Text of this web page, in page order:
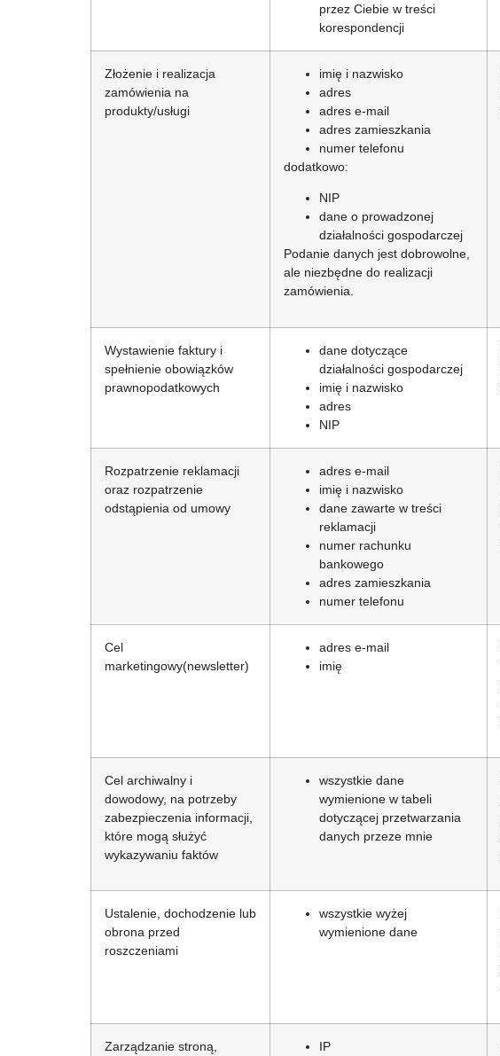
przez Ciebie w treści
korespondencji
Złożenie i realizacja
zamówienia na
produkty/usługi
imię i nazwisko
adres
adres e-mail
adres zamieszkania
numer telefonu
dodatkowo:
NIP
dane o prowadzonej
działalności gospodarczej
Podanie danych jest dobrowolne,
ale niezbędne do realizacji
zamówienia.
Wystawienie faktury i
spełnienie obowiązków
prawnopodatkowych
dane dotyczące
działalności gospodarczej
imię i nazwisko
adres
NIP
Rozpatrzenie reklamacji
oraz rozpatrzenie
odstąpienia od umowy
adres e-mail
imię i nazwisko
dane zawarte w treści
reklamacji
numer rachunku
bankowego
adres zamieszkania
numer telefonu
Cel
marketingowy(newsletter)
adres e-mail
imię
Cel archiwalny i
dowodowy, na potrzeby
zabezpieczenia informacji,
które mogą służyć
wykazywaniu faktów
wszystkie dane
wymienione w tabeli
dotyczącej przetwarzania
danych przeze mnie
Ustalenie, dochodzenie lub
obrona przed
roszczeniami
wszystkie wyżej
wymienione dane
Zarządzanie stroną, IP